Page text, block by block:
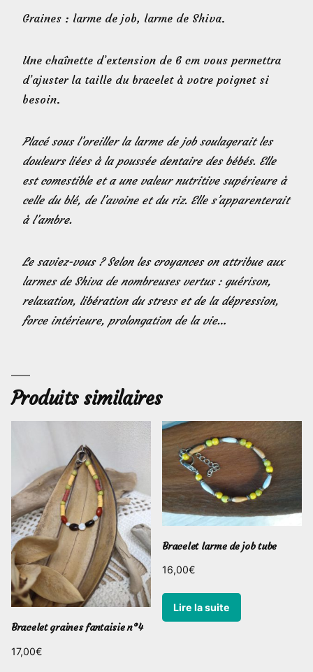
Graines : larme de job, larme de Shiva.
Une chaînette d’extension de 6 cm vous permettra
d’ajuster la taille du bracelet à votre poignet si
besoin.
Placé sous l’oreiller la larme de job soulagerait les
douleurs liées à la poussée dentaire des bébés. Elle
est comestible et a une valeur nutritive supérieure à
celle du blé, de l’avoine et du riz. Elle s’apparenterait
à l’ambre.
Le saviez-vous ? Selon les croyances on attribue aux
larmes de Shiva de nombreuses vertus : guérison,
relaxation, libération du stress et de la dépression,
force intérieure, prolongation de la vie…
Produits similaires
Bracelet graines fantaisie n°4
17,00€
Bracelet larme de job tube
16,00€
Lire la suite